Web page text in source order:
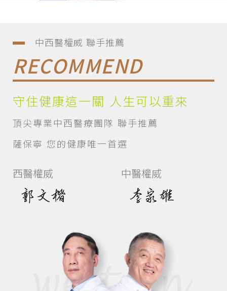
中西醫權威 聯手推薦
RECOMMEND
守住健康這一關 人生可以重來
頂尖專業中西醫療團隊 聯手推薦
薩保寧 您的健康唯一首選
西醫權威 中醫權威